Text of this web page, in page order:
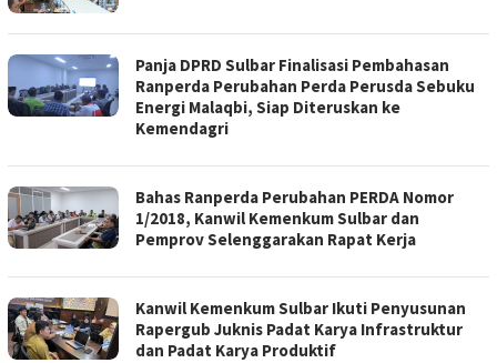
Panja DPRD Sulbar Finalisasi Pembahasan
Ranperda Perubahan Perda Perusda Sebuku
Energi Malaqbi, Siap Diteruskan ke
Kemendagri
Bahas Ranperda Perubahan PERDA Nomor
1/2018, Kanwil Kemenkum Sulbar dan
Pemprov Selenggarakan Rapat Kerja
Kanwil Kemenkum Sulbar Ikuti Penyusunan
Rapergub Juknis Padat Karya Infrastruktur
dan Padat Karya Produktif